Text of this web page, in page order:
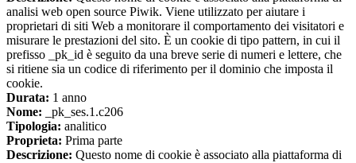
analisi web open source Piwik. Viene utilizzato per aiutare i
proprietari di siti Web a monitorare il comportamento dei visitatori e
misurare le prestazioni del sito. È un cookie di tipo pattern, in cui il
prefisso _pk_id è seguito da una breve serie di numeri e lettere, che
si ritiene sia un codice di riferimento per il dominio che imposta il
cookie.
Durata: 1 anno
Nome: _pk_ses.1.c206
Tipologia: analitico
Proprieta: Prima parte
Descrizione: Questo nome di cookie è associato alla piattaforma di